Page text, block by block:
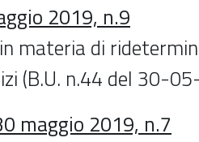
2019, n.9
materia di
(B.U. n.44 del 30-
maggio 2019, n.7